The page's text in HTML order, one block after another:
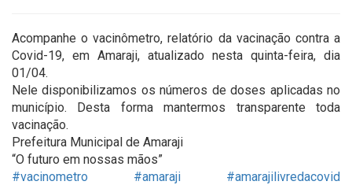
Acompanhe o vacinômetro, relatório da vacinação contra a
Covid-19, em Amaraji, atualizado nesta quinta-feira, dia
01/04.
Nele disponibilizamos os números de doses aplicadas no
município. Desta forma mantermos transparente toda
vacinação.
Prefeitura Municipal de Amaraji
“O futuro em nossas mãos”
#vacinometro
#amaraji
#amarajilivredacovid